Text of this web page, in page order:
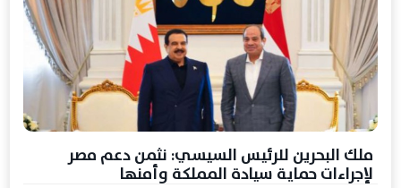
ملك البحرين للرئيس السيسي: نثمن دعم مصر
لإجراءات حماية سيادة المملكة وأمنها